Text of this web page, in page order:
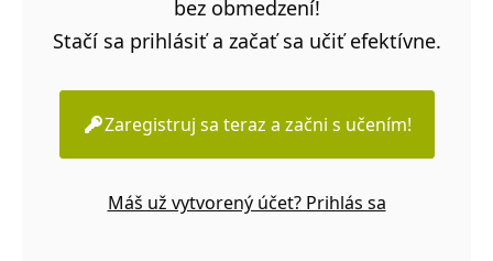
bez obmedzení!
Stačí sa prihlásiť a začať sa učiť efektívne.
Zaregistruj sa teraz a začni s učením!
Máš už vytvorený účet? Prihlás sa